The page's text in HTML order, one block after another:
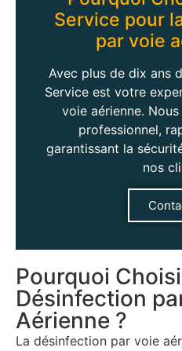
Service pour
par voie
Avec plus de dix ans
Service est votre
voie aérienne.
professionnel,
garantissant la
nos
Pourquoi
Désinfection
Aérienne ?​
La désinfection par voie